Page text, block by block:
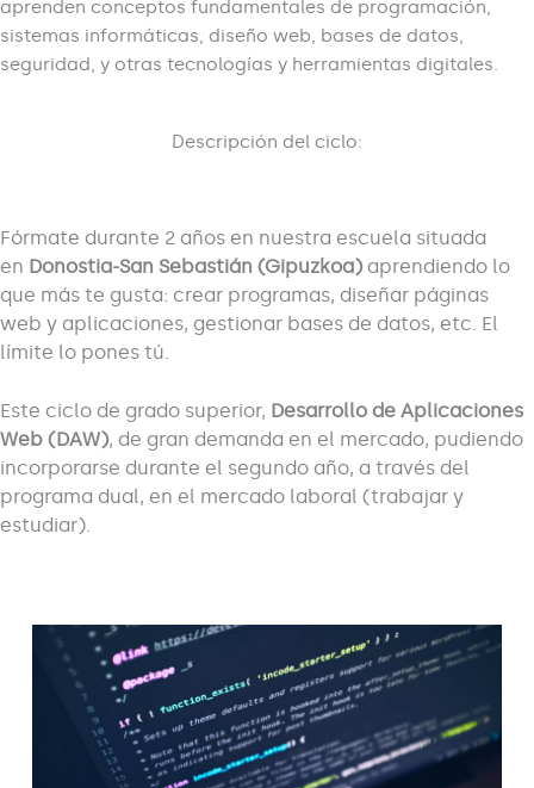
aprenden conceptos fundamentales de programación,
sistemas informáticas, diseño web, bases de datos,
seguridad, y otras tecnologías y herramientas digitales.
Descripción del ciclo:
Fórmate durante 2 años en nuestra escuela situada
en Donostia-San Sebastián (Gipuzkoa) aprendiendo lo
que más te gusta: crear programas, diseñar páginas
web y aplicaciones, gestionar bases de datos, etc. El
límite lo pones tú.
Este ciclo de grado superior, Desarrollo de Aplicaciones
Web (DAW), de gran demanda en el mercado, pudiendo
incorporarse durante el segundo año, a través del
programa dual, en el mercado laboral (trabajar y
estudiar).